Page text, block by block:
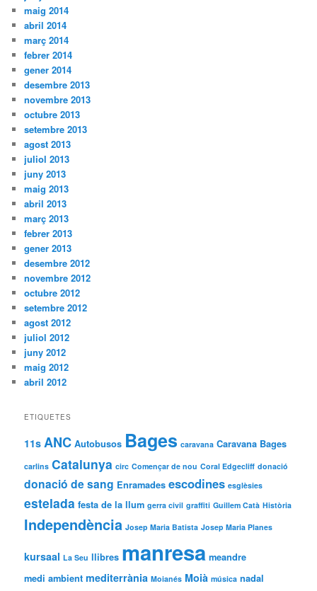
maig 2014
abril 2014
març 2014
febrer 2014
gener 2014
desembre 2013
novembre 2013
octubre 2013
setembre 2013
agost 2013
juliol 2013
juny 2013
maig 2013
abril 2013
març 2013
febrer 2013
gener 2013
desembre 2012
novembre 2012
octubre 2012
setembre 2012
agost 2012
juliol 2012
juny 2012
maig 2012
abril 2012
ETIQUETES
11s ANC Autobusos Bages caravana Caravana Bages
carlins Catalunya circ Començar de nou Coral Edgecliff donació
donació de sang Enramades escodines esglèsies
estelada festa de la llum gerra civil graffiti Guillem Catà Història
Independència Josep Maria Batista Josep Maria Planes
kursaal La Seu llibres manresa meandre
medi ambient mediterrània Moianés Moià música nadal